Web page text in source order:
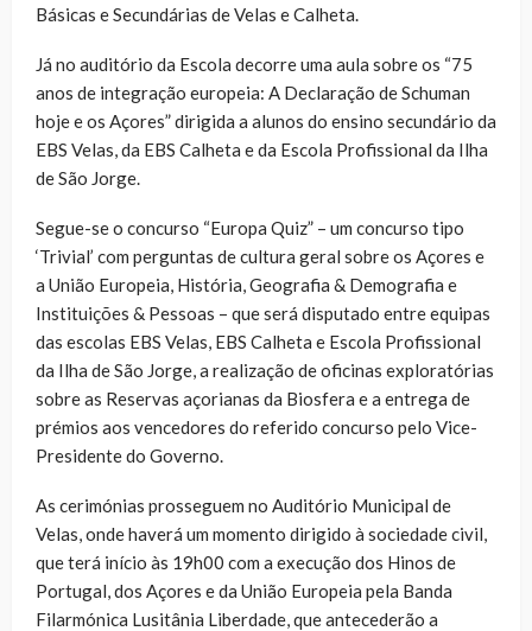
Básicas e Secundárias de Velas e Calheta.
Já no auditório da Escola decorre uma aula sobre os “75
anos de integração europeia: A Declaração de Schuman
hoje e os Açores” dirigida a alunos do ensino secundário da
EBS Velas, da EBS Calheta e da Escola Profissional da Ilha
de São Jorge.
Segue-se o concurso “Europa Quiz” – um concurso tipo
‘Trivial’ com perguntas de cultura geral sobre os Açores e
a União Europeia, História, Geografia & Demografia e
Instituições & Pessoas – que será disputado entre equipas
das escolas EBS Velas, EBS Calheta e Escola Profissional
da Ilha de São Jorge, a realização de oficinas exploratórias
sobre as Reservas açorianas da Biosfera e a entrega de
prémios aos vencedores do referido concurso pelo Vice-
Presidente do Governo.
As cerimónias prosseguem no Auditório Municipal de
Velas, onde haverá um momento dirigido à sociedade civil,
que terá início às 19h00 com a execução dos Hinos de
Portugal, dos Açores e da União Europeia pela Banda
Filarmónica Lusitânia Liberdade, que antecederão a